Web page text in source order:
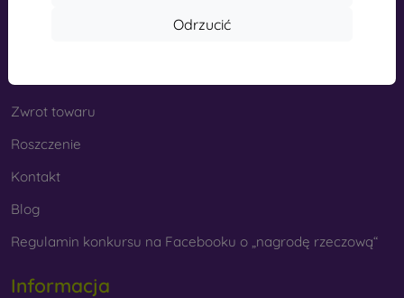
Odrzucić
Zwrot towaru
Roszczenie
Kontakt
Blog
Regulamin konkursu na Facebooku o „nagrodę rzeczową“
Informacja